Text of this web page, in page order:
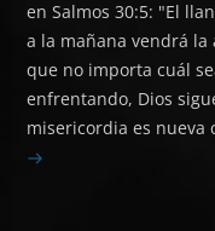
en Salmos 30:5: "El
a la mañana vendrá
que no importa cuál
enfrentando, Dios
misericordia es nueva